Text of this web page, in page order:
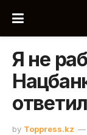
Я не
by Toppress.kz